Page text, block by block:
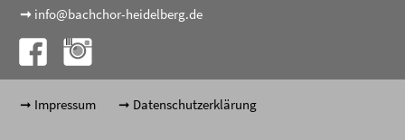
➞ info@bachchor-heidelberg.de
Impressum Datenschutzerklärung